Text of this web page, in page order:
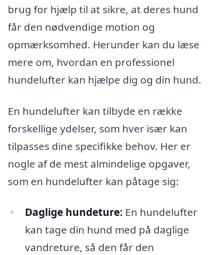
brug for hjælp til at sikre, at deres hund
får den nødvendige motion og
opmærksomhed. Herunder kan du læse
mere om, hvordan en professionel
hundelufter kan hjælpe dig og din hund.
En hundelufter kan tilbyde en række
forskellige ydelser, som hver især kan
tilpasses dine specifikke behov. Her er
nogle af de mest almindelige opgaver,
som en hundelufter kan påtage sig:
Daglige hundeture: En hundelufter
kan tage din hund med på daglige
vandreture, så den får den